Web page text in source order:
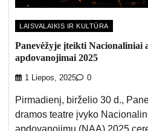
LAISVALAIKIS IR KULTŪRA
Panevėžyje įteikti Nacionaliniai
apdovanojimai 2025
1 Liepos, 2025 0
Pirmadienį, birželio 30 d.,
dramos teatre įvyko
apdovanojimų (NAA) 2025